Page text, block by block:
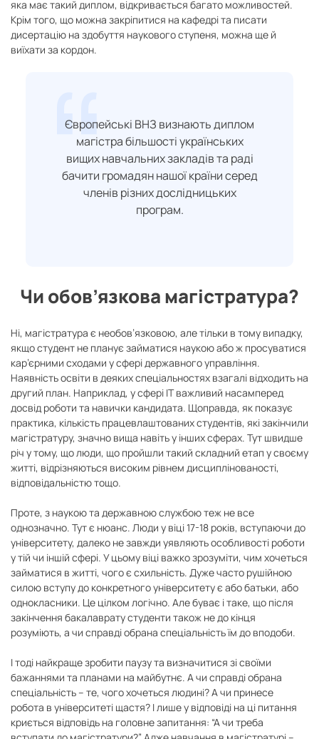
яка має такий диплом, відкривається багато можливостей.
Крім того, що можна закріпитися на кафедрі та писати
дисертацію на здобуття наукового ступеня, можна ще й
виїхати за кордон.
Європейські ВНЗ визнають диплом
магістра більшості українських
вищих навчальних закладів та раді
бачити громадян нашої країни серед
членів різних дослідницьких
програм.
Чи обов’язкова магістратура?
Ні, магістратура є необов’язковою, але тільки в тому випадку,
якщо студент не планує займатися наукою або ж просуватися
кар’єрними сходами у сфері державного управління.
Наявність освіти в деяких спеціальностях взагалі відходить на
другий план. Наприклад, у сфері ІТ важливий насамперед
досвід роботи та навички кандидата. Щоправда, як показує
практика, кількість працевлаштованих студентів, які закінчили
магістратуру, значно вища навіть у інших сферах. Тут швидше
річ у тому, що люди, що пройшли такий складний етап у своєму
житті, відрізняються високим рівнем дисциплінованості,
відповідальністю тощо.
Проте, з наукою та державною службою теж не все
однозначно. Тут є нюанс. Люди у віці 17-18 років, вступаючи до
університету, далеко не завжди уявляють особливості роботи
у тій чи іншій сфері. У цьому віці важко зрозуміти, чим хочеться
займатися в житті, чого є схильність. Дуже часто рушійною
силою вступу до конкретного університету є або батьки, або
однокласники. Це цілком логічно. Але буває і таке, що після
закінчення бакалаврату студенти також не до кінця
розуміють, а чи справді обрана спеціальність їм до вподоби.
І тоді найкраще зробити паузу та визначитися зі своїми
бажаннями та планами на майбутнє. А чи справді обрана
спеціальність – те, чого хочеться людині? А чи принесе
робота в університеті щастя? І лише у відповіді на ці питання
криється відповідь на головне запитання: “А чи треба